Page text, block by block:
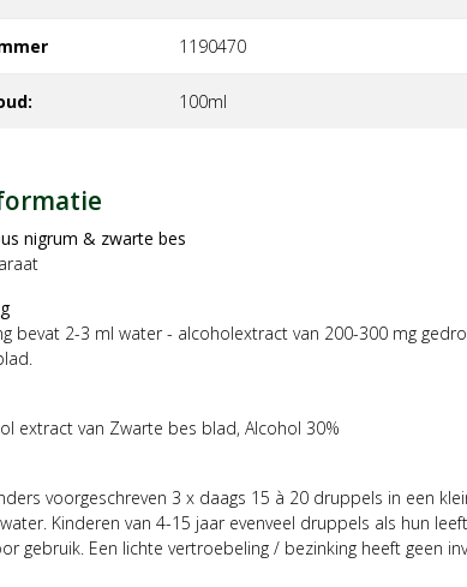
1190470
100ml
nigrum & zwarte bes
bevat 2-3 ml water - alcoholextract van 200-300 mg
extract van Zwarte bes blad, Alcohol 30%
voorgeschreven 3 x daags 15 à 20 druppels in een
Kinderen van 4-15 jaar evenveel druppels als hun
gebruik. Een lichte vertroebeling / bezinking heeft geen